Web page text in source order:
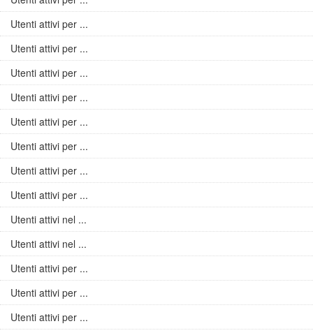
Utenti attivi per ...
Utenti attivi per ...
Utenti attivi per ...
Utenti attivi per ...
Utenti attivi per ...
Utenti attivi per ...
Utenti attivi per ...
Utenti attivi per ...
Utenti attivi nel ...
Utenti attivi nel ...
Utenti attivi per ...
Utenti attivi per ...
Utenti attivi per ...